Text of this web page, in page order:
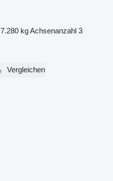
7.280 kgAchsenanzahl 3
Vergleichen